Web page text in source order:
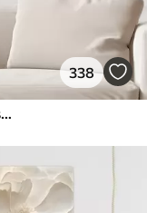
338
Absztrakt festmény olajfestmény stílusban